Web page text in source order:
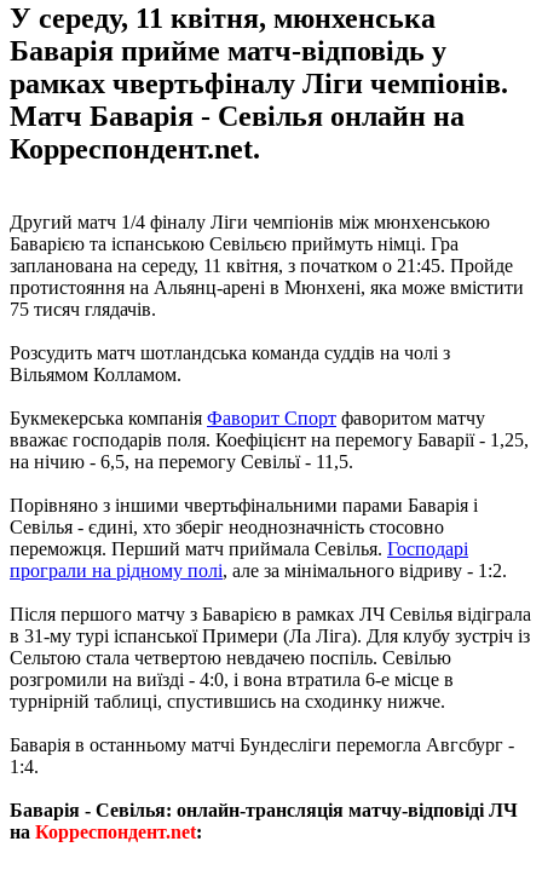
У середу, 11 квітня, мюнхенська
Баварія прийме матч-відповідь у
рамках чвертьфіналу Ліги чемпіонів.
Матч Баварія - Севілья онлайн на
Корреспондент.net.
Другий матч 1/4 фіналу Ліги чемпіонів між мюнхенською
Баварією та іспанською Севільєю приймуть німці. Гра
запланована на середу, 11 квітня, з початком о 21:45. Пройде
протистояння на Альянц-арені в Мюнхені, яка може вмістити
75 тисяч глядачів.
Розсудить матч шотландська команда суддів на чолі з
Вільямом Колламом.
Букмекерська компанія Фаворит Спорт фаворитом матчу
вважає господарів поля. Коефіцієнт на перемогу Баварії - 1,25,
на нічию - 6,5, на перемогу Севільї - 11,5.
Порівняно з іншими чвертьфінальними парами Баварія і
Севілья - єдині, хто зберіг неоднозначність стосовно
переможця. Перший матч приймала Севілья. Господарі
програли на рідному полі, але за мінімального відриву - 1:2.
Після першого матчу з Баварією в рамках ЛЧ Севілья відіграла
в 31-му турі іспанської Примери (Ла Ліга). Для клубу зустріч із
Сельтою стала четвертою невдачею поспіль. Севілью
розгромили на виїзді - 4:0, і вона втратила 6-е місце в
турнірній таблиці, спустившись на сходинку нижче.
Баварія в останньому матчі Бундесліги перемогла Авгсбург -
1:4.
Баварія - Севілья: онлайн-трансляція матчу-відповіді ЛЧ
на Корреспондент.net: